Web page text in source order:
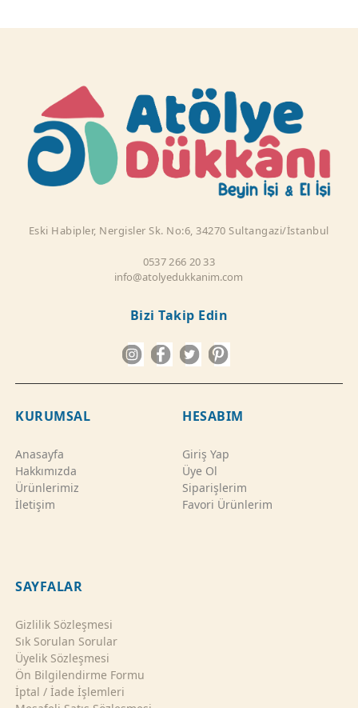
Eski Habipler, Nergisler Sk. No:6, 34270 Sultangazi/İstanbul
0537 266 20 33
info@atolyedukkanim.com
Bizi Takip Edin
KURUMSAL
Anasayfa
Hakkımızda
Ürünlerimiz
İletişim
HESABIM
Giriş Yap
Üye Ol
Siparişlerim
Favori Ürünlerim
SAYFALAR
Gizlilik Sözleşmesi
Sık Sorulan Sorular
Üyelik Sözleşmesi
Ön Bilgilendirme Formu
İptal / İade İşlemleri